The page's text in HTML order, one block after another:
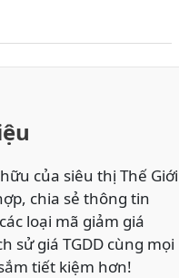
của siêu thị Thế Giới
chia sẻ thông tin
loại mã giảm giá
sử giá TGDD cùng mọi
tiết kiệm hơn!